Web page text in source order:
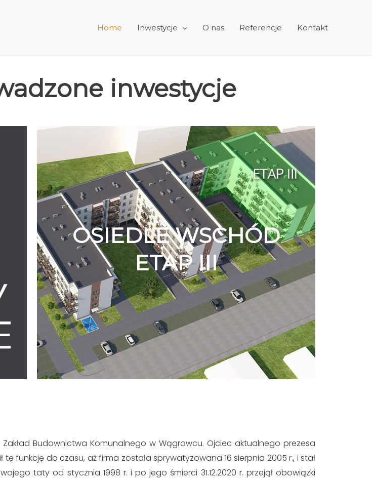
Home Inwestycje O nas Referencje Kontakt
inwestycje
OSIEDLE WSCHÓD
ETAP III
Budownictwa Komunalnego w Wągrowcu. Ojciec aktualnego prezesa
tę funkcję do czasu, aż firma została sprywatyzowana 16 sierpnia 2005 r., i stał
taty od stycznia 1998 r. i po jego śmierci 31.12.2020 r. przejął obowiązki